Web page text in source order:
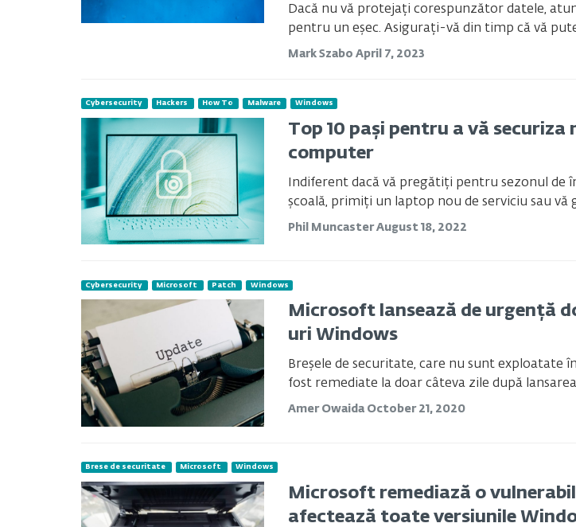
Dacă nu vă protejați corespunzător datele,
pentru un eșec. Asigurați-vă din timp că vă
Mark Szabo April 7, 2023
Cybersecurity Hackers How To Malware Windows
Top 10 pași pentru a vă securiza
computer
Indiferent dacă vă pregătiți pentru sezonul de
școală, primiți un laptop nou de serviciu sau vă
Phil MuncasterAugust 18, 2022
Cybersecurity Microsoft Patch Windows
Microsoft lansează de urgență
uri Windows
Breșele de securitate, care nu sunt exploatate
fost remediate la doar câteva zile după
Amer Owaida October 21, 2020
Brese de securitate Microsoft Windows
Microsoft remediază o
afectează toate versiunile